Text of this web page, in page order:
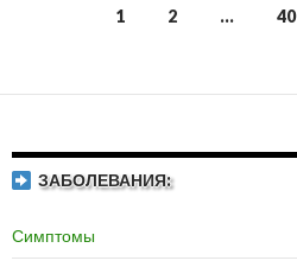
1 2 … 40
ЗАБОЛЕВАНИЯ:
Симптомы